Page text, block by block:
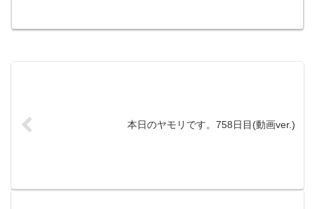
本日のヤモリです。758日目(動画ver.)